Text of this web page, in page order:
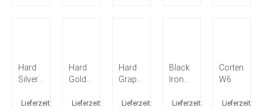
Hard
Silver
Lieferzeit:
Hard
Gold
Lieferzeit:
Hard
Graphite
Lieferzeit:
Black
Iron
Lieferzeit:
Corten
W6
Lieferzeit: